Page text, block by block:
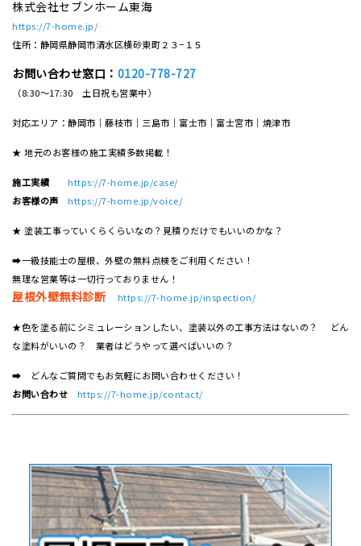
株式会社セブンホーム東海
https://7-home.jp/
住所：静岡県静岡市清水区横砂東町２３−１５
お問い合わせ窓口： 0120-778-727
（8:30～17:30 土日祝も営業中）
対応エリア：静岡市｜藤枝市｜三島市｜富士市｜富士宮市｜焼津市
★ 地元のお客様の施工実績多数掲載！
施工実績
https://7-home.jp/case/
お客様の声
https://7-home.jp/voice/
★ 塗装工事っていくらくらいなの？見積りだけでもいいのかな？
➡一級技能士の屋根、外壁の無料点検をご利用ください！
無理な営業等は一切行っておりません！
屋根外壁無料診断 https://7-home.jp/inspection/
★色を塗る前にシミュレーションしたい、塗装以外の工事方法はないの？ どん
な塗料がいいの？ 業者はどうやって選べばいいの？
➡ どんなご質問でもお気軽にお問い合わせください！
お問い合わせ
https://7-home.jp/contact/